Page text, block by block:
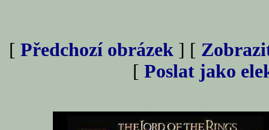
[ Předchozí obrázek ] [
[ Poslat jako